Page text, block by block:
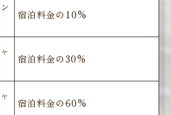
宿泊料金の10%
宿泊料金の30%
宿泊料金の60%